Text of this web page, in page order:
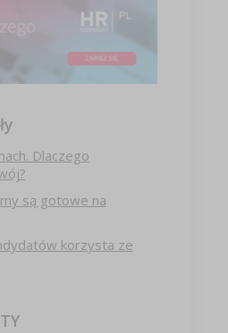
Dlaczego
są gotowe na
korzysta ze